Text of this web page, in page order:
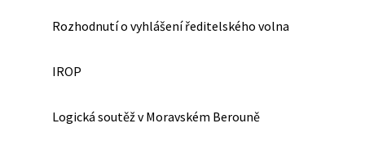
Rozhodnutí o vyhlášení ředitelského volna
IROP
Logická soutěž v Moravském Berouně